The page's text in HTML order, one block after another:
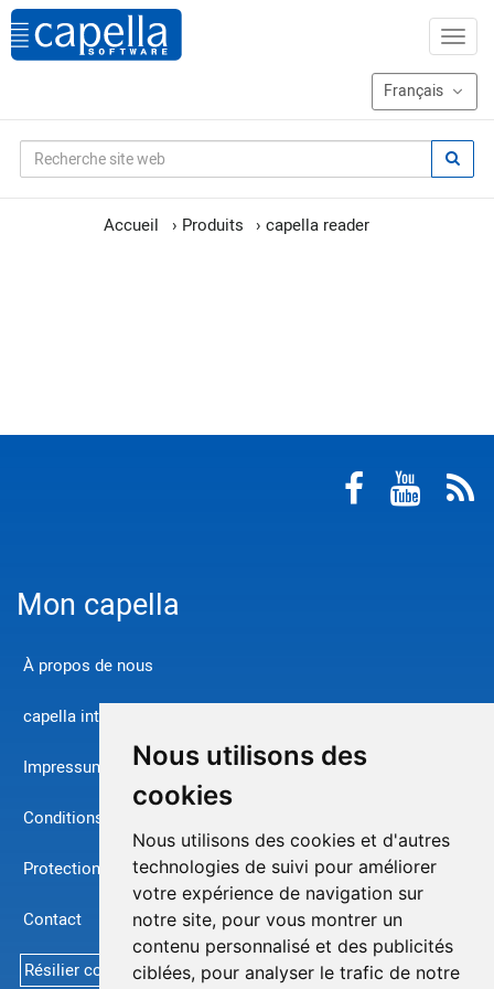
Nous utilisons des
cookies
Nous utilisons des cookies et d'autres
technologies de suivi pour améliorer
votre expérience de navigation sur
notre site, pour vous montrer un
contenu personnalisé et des publicités
ciblées, pour analyser le trafic de notre
Accueil › Produits › capella reader
Mon capella
À propos de nous
capella international
Impressum
Conditions générales d'exploitation
Protection de données
Contact
Résilier contrat